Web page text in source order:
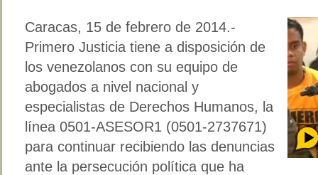
Caracas, 15 de febrero de 2014.-
Primero Justicia tiene a disposición de
los venezolanos con su equipo de
abogados a nivel nacional y
especialistas de Derechos Humanos, la
línea 0501-ASESOR1 (0501-2737671)
para continuar recibiendo las denuncias
ante la persecución política que ha